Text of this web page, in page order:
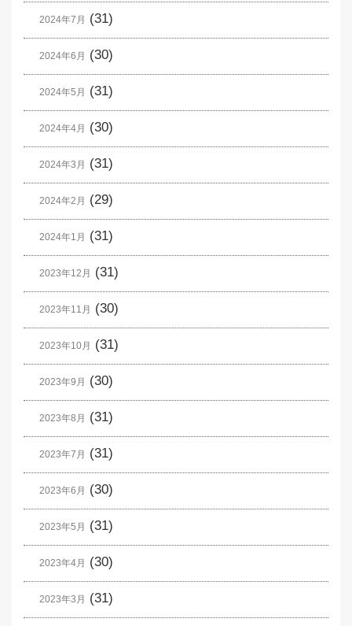
2024年7月 (31)
2024年6月 (30)
2024年5月 (31)
2024年4月 (30)
2024年3月 (31)
2024年2月 (29)
2024年1月 (31)
2023年12月 (31)
2023年11月 (30)
2023年10月 (31)
2023年9月 (30)
2023年8月 (31)
2023年7月 (31)
2023年6月 (30)
2023年5月 (31)
2023年4月 (30)
2023年3月 (31)